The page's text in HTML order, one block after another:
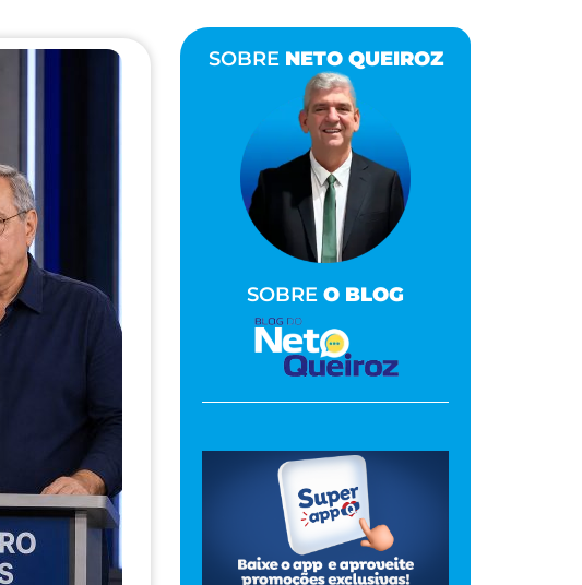
SOBRE NETO QUEIROZ
SOBREO BLOG